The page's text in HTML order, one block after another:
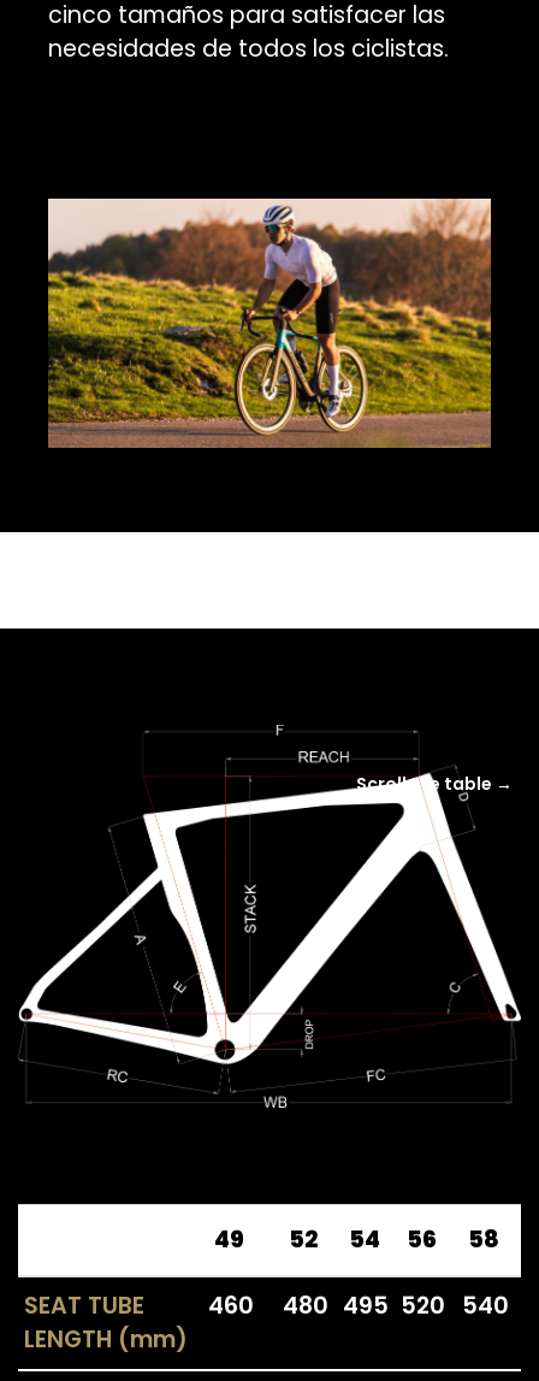
cinco tamaños para satisfacer las
necesidades de todos los ciclistas.
Scroll the table →
49 52 54 56 58
SEAT TUBE
LENGTH (mm)
460 480 495 520 540